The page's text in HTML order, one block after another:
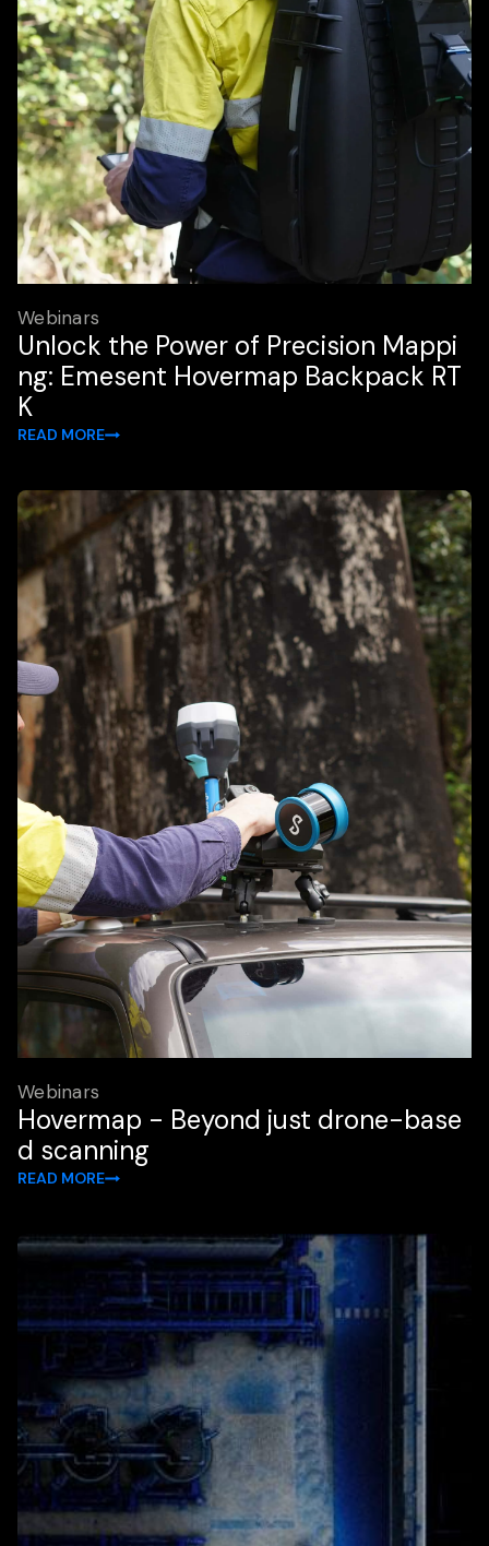
Webinars
Unlock the Power of Precision Mappi
ng: Emesent Hovermap Backpack RT
K
READ MORE
Webinars
Hovermap - Beyond just drone-base
d scanning
READ MORE